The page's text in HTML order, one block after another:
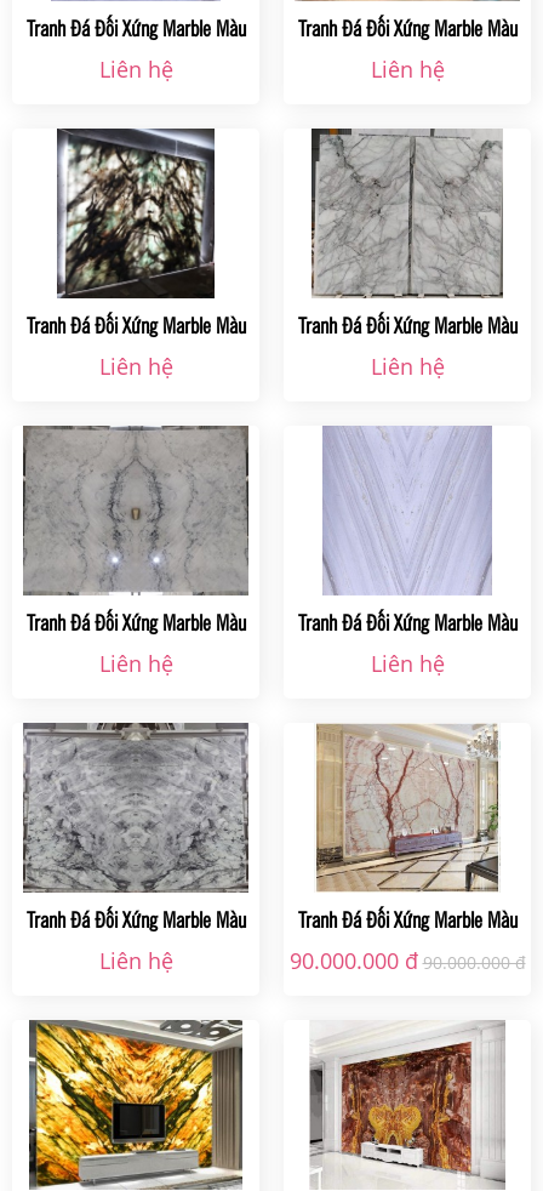
Tranh Đá Đối Xứng Marble Màu
Kem Ms 009 Tại Hà Nội
Liên hệ
Tranh Đá Đối Xứng Marble Màu
Kem Ms 008 Tại Hà Nội
Liên hệ
Tranh Đá Đối Xứng Marble Màu
Kem Ms 007 Tại Hà Nội
Liên hệ
Tranh Đá Đối Xứng Marble Màu
Kem Ms 006 Tại Hà Nội
Liên hệ
Tranh Đá Đối Xứng Marble Màu
Kem Ms 005 Tại Hà Nội
Liên hệ
Tranh Đá Đối Xứng Marble Màu
Kem Ms 004 Tại Hà Nội
Liên hệ
Tranh Đá Đối Xứng Marble Màu
Kem Ms 003 Tại Hà Nội
Liên hệ
Tranh Đá Đối Xứng Marble Màu
Kem Ms 002 Tại Hà Nội
90.000.000 đ 90.000.000 đ